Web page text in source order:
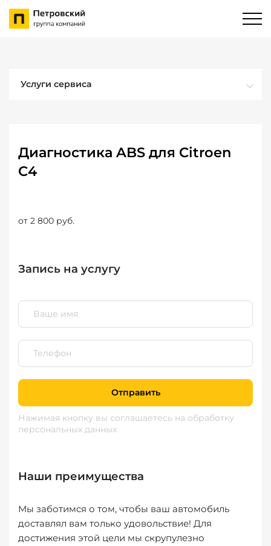
Услуги сервиса
Диагностика ABS для Citroen
C4
от 2 800 руб.
Запись на услугу
Отправить
Нажимая кнопку вы соглашаетесь на обработку
персональных данных
Наши преимущества
Мы заботимся о том, чтобы ваш автомобиль
доставлял вам только удовольствие! Для
достижения этой цели мы скрупулезно